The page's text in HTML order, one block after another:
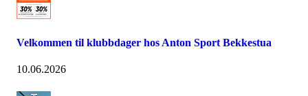
Velkommen til klubbdager hos Anton Sport Bekkestua
10.06.2026